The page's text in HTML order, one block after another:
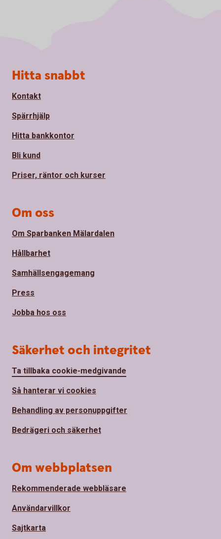
Sidfot
Hitta snabbt
Kontakt
Spärrhjälp
Hitta bankkontor
Bli kund
Priser, räntor och kurser
Om oss
Om Sparbanken Mälardalen
Hållbarhet
Samhällsengagemang
Press
Jobba hos oss
Säkerhet och integritet
Ta tillbaka cookie-medgivande
Så hanterar vi cookies
Behandling av personuppgifter
Bedrägeri och säkerhet
Om webbplatsen
Rekommenderade webbläsare
Användarvillkor
Sajtkarta